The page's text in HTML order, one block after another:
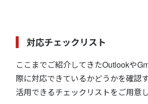
対応チェックリスト
ここまでご紹介してきたOutlookや
際に対応できているかどうかを確認
活用できるチェックリストをご用意